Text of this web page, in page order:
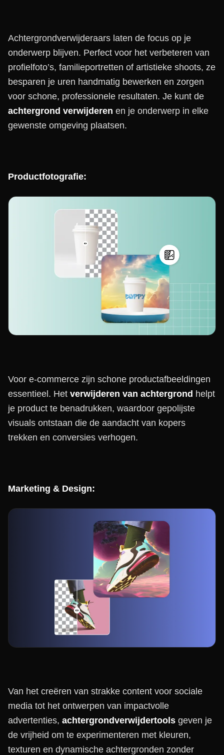
Achtergrondverwijderaars laten de focus op je
onderwerp blijven. Perfect voor het verbeteren van
profielfoto’s, familieportretten of artistieke shoots, ze
besparen je uren handmatig bewerken en zorgen
voor schone, professionele resultaten. Je kunt de
achtergrond verwijderen en je onderwerp in elke
gewenste omgeving plaatsen.
Productfotografie:
Voor e-commerce zijn schone productafbeeldingen
essentieel. Het verwijderen van achtergrond helpt
je product te benadrukken, waardoor gepolijste
visuals ontstaan die de aandacht van kopers
trekken en conversies verhogen.
Marketing & Design:
Van het creëren van strakke content voor sociale
media tot het ontwerpen van impactvolle
advertenties, achtergrondverwijdertools geven je
de vrijheid om te experimenteren met kleuren,
texturen en dynamische achtergronden zonder